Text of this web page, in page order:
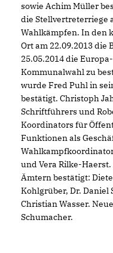
sowie Achim Müller
die Stellvertreterriege
Wahlkämpfen. In den
Ort am 22.09.2013 die
25.05.2014 die
Kommunalwahl zu
wurde Fred Puhl in
bestätigt. Christoph
Schriftführers und
Koordinators für
Funktionen als
und Vera Rilke-
Ämtern bestätigt:
Kohlgrüber, Dr. Daniel
Christian Wasser.
Schumacher.